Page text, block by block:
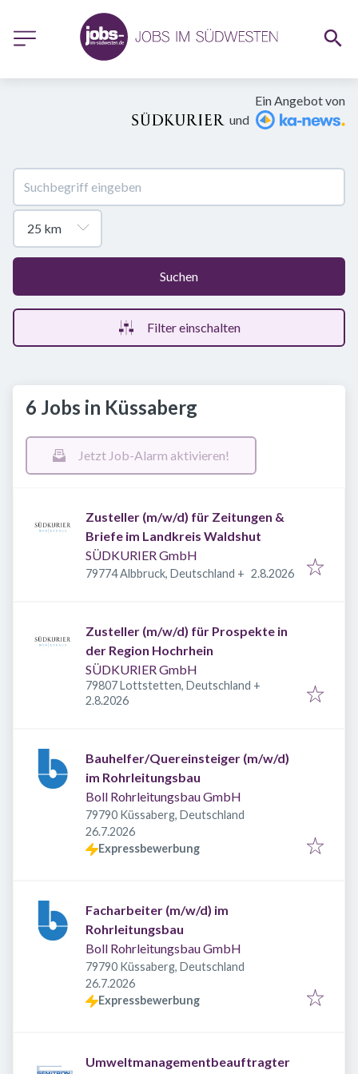
Ein Angebot von
und
Suchen
Filter einschalten
6 Jobs in Küssaberg
Jetzt Job-Alarm aktivieren!
Zusteller (m/w/d) für Zeitungen &
Briefe im Landkreis Waldshut
SÜDKURIER GmbH
79774 Albbruck, Deutschland + Veröffentlicht
2.8.2026
Zusteller (m/w/d) für Prospekte in
der Region Hochrhein
SÜDKURIER GmbH
79807 Lottstetten, Deutschland +
Veröffentlicht
2.8.2026
Bauhelfer/Quereinsteiger (m/w/d)
im Rohrleitungsbau
Boll Rohrleitungsbau GmbH
79790 Küssaberg, Deutschland
Veröffentlicht
26.7.2026
Expressbewerbung
Facharbeiter (m/w/d) im
Rohrleitungsbau
Boll Rohrleitungsbau GmbH
79790 Küssaberg, Deutschland
Veröffentlicht
26.7.2026
Expressbewerbung
Umweltmanagementbeauftragter